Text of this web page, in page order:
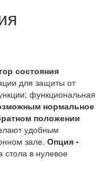
состояния
для защиты от
функциональная
нормальное
положении
удобным
зале. Опция -
стола в нулевое